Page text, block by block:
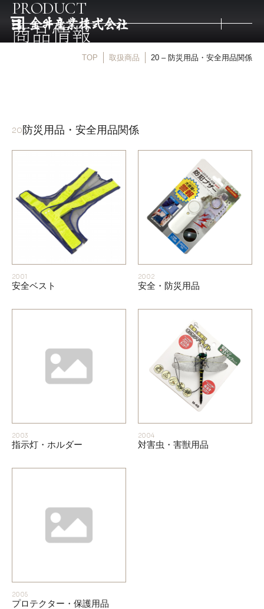
金井産業の強み
マルキン印
お知らせ
お問い合わせはこちら
PRODUCT
商品情報
TOP 取扱商品 20 – 防災用品・安全用品関係
20 防災用品・安全用品関係
2001
安全ベスト
2002
安全・防災用品
2003
指示灯・ホルダー
2004
対害虫・害獣用品
2005
プロテクター・保護用品